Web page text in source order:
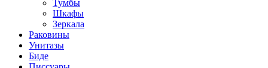
Тумбы
Шкафы
Зеркала
Раковины
Унитазы
Биде